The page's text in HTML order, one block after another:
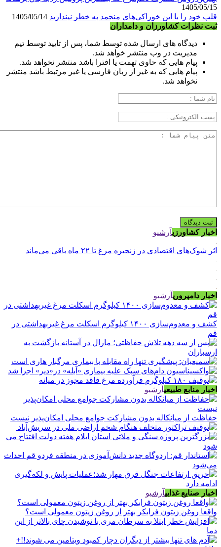
1405/05/15
قلب خود را با این خوراکی‌های منجمد به خطر نیندازید
ثبت نظرات کشاورزان و دامداران
دیدگاه های ارسال شده توسط شما، پس از تایید توسط تیم
مدیریت در وب منتشر خواهد شد.
پیام هایی که حاوی تهمت یا افترا باشد منتشر نخواهد شد.
پیام هایی که به غیر از زبان فارسی یا غیر مرتبط باشد منتشر
نخواهد شد.
اخبار کشاورزیآرشیو
اثر شوک‌های اقتصادی در زنجیره مرغ تا ۲۲ ماه باقی می‌ماند
اخبار دامپروریآرشیو
کشف و معدوم‌سازی ۱۴۰۰ کیلوگرم اسکلت مرغ غیربهداشتی در
قم
اخبار منابع طبیعیآرشیو
حفاظت از میانکاله بدون مشارکت جوامع محلی امکان‌پذیر نیست
اخبار صنایع غذاییآرشیو
واقعا روغن زیتون فرابکر بهتر از روغن زیتون معمولی است؟